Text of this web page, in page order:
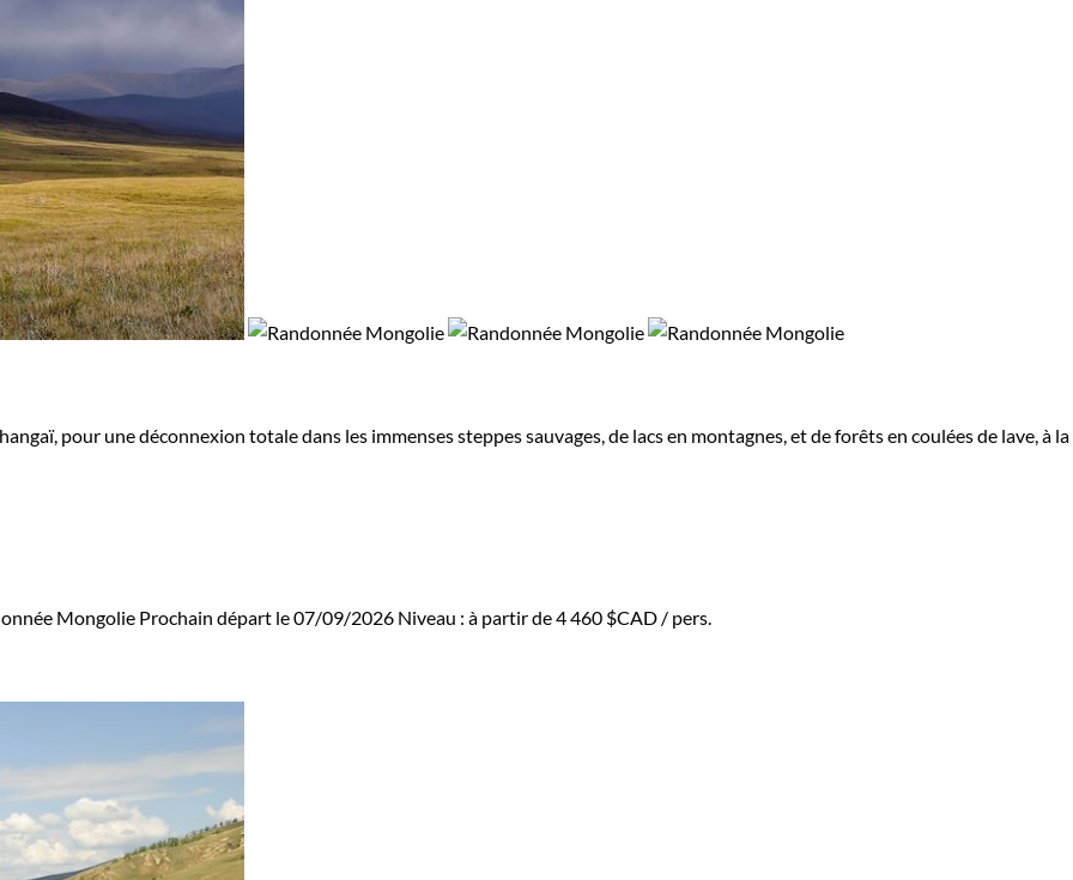
pour une déconnexion totale dans les immenses steppes sauvages, de lacs en montagnes, et de forêts en coulées de lave, à la
Mongolie Prochain départ le 07/09/2026 Niveau : à partir de4 460 $CAD / pers.